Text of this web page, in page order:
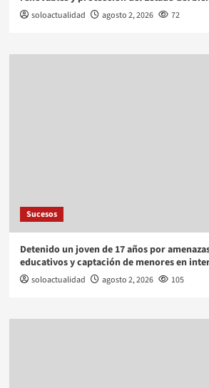
soloactualidad agosto 2, 2026 72
Sucesos
Detenido un joven de 17 años por
educativos y captación de menores en
soloactualidad agosto 2, 2026 105